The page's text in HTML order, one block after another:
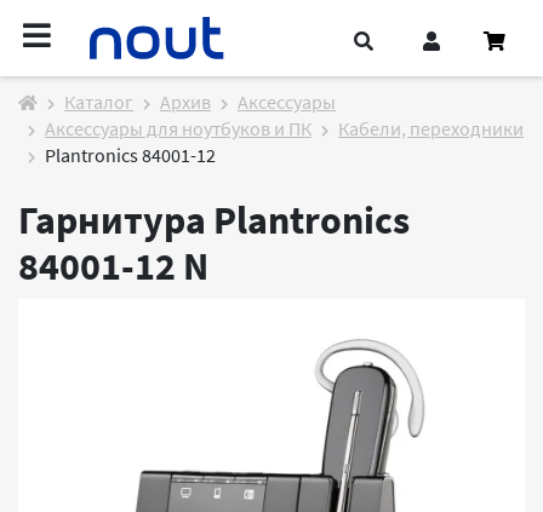
Каталог Архив
Аксессуары
Аксессуары для ноутбуков и ПК
Кабели, переходники
Plantronics 84001-12
Гарнитура Plantronics
84001-12 N